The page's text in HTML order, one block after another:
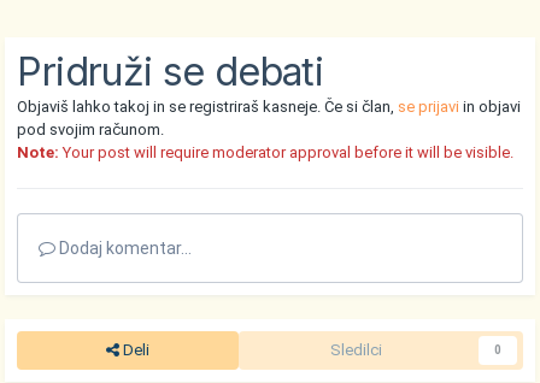
Pridruži se debati
Objaviš lahko takoj in se registriraš kasneje. Če si član, se prijavi in objavi
pod svojim računom.
Note: Your post will require moderator approval before it will be visible.
Dodaj komentar...
Deli Sledilci 0